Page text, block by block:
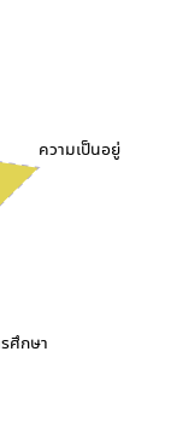
ความเป็นอยู่
ศึกษา